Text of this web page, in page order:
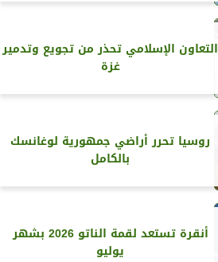
التعاون الإسلامي تحذر من تجويع وتدمير
غزة
روسيا تحرر أراضي جمهورية لوغانسك
بالكامل
أنقرة تستعد لقمة الناتو 2026 بشهر
يوليو